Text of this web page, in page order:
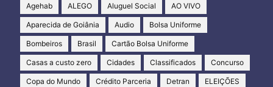
Agehab
ALEGO Aluguel Social AO VIVO
Aparecida de Goiânia Audio Bolsa Uniforme
Bombeiros Brasil Cartão Bolsa Uniforme
Casas a custo zero Cidades Classificados Concurso
Copa do Mundo Crédito Parceria Detran ELEIÇÕES